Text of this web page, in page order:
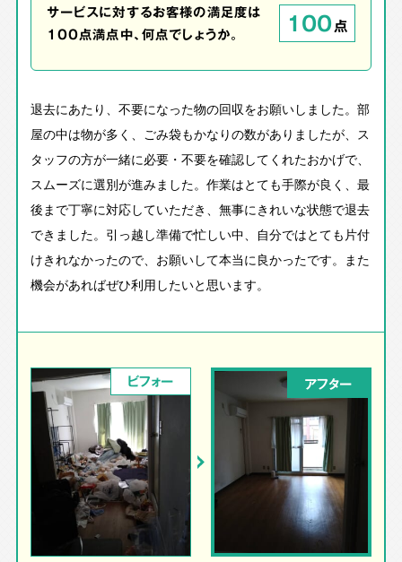
サービスに対するお客様の満足度は
100点満点中、何点でしょうか。
100点
退去にあたり、不要になった物の回収をお願いしました。部
屋の中は物が多く、ごみ袋もかなりの数がありましたが、ス
タッフの方が一緒に必要・不要を確認してくれたおかげで、
スムーズに選別が進みました。作業はとても手際が良く、最
後まで丁寧に対応していただき、無事にきれいな状態で退去
できました。引っ越し準備で忙しい中、自分ではとても片付
けきれなかったので、お願いして本当に良かったです。また
機会があればぜひ利用したいと思います。
ビフォー アフター